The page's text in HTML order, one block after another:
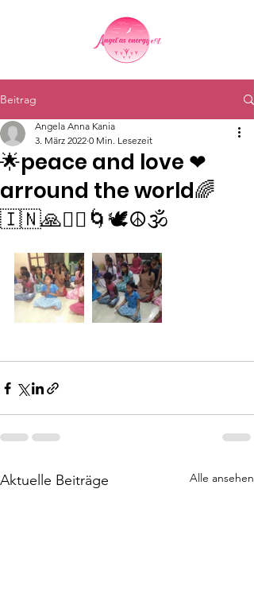
Beitrag
🌟peace and love ❤
arround the world🌈
🇮🇳🙏🧘‍♀️🌀🕊☮️🕉
Angela Anna Kania
3. März 2022 0 Min. Lesezeit
Aktuelle Beiträge Alle ansehen